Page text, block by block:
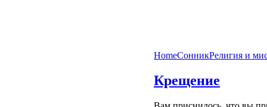
HomeСонникРелигия и
Крещение